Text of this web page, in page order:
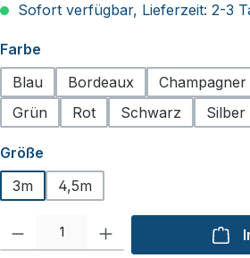
Sofort verfügbar, Lieferzeit: 2-3
Farbeauswählen
Blau
Bordeaux Champagner
Grün
Rot Schwarz Silber
Größeauswählen
3m
4,5m
Produkt Anzahl: Gib den gewünschten